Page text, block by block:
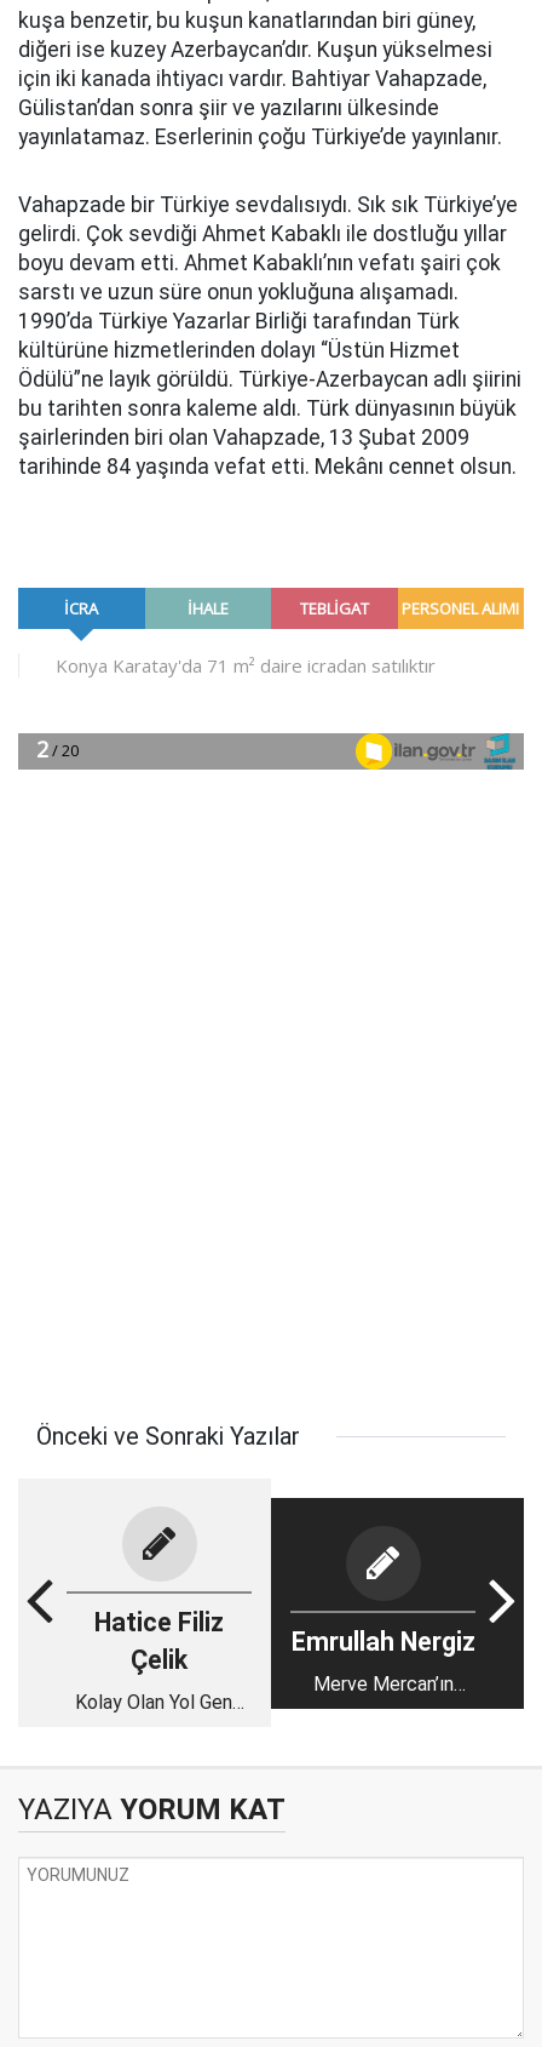
kuşa benzetir, bu kuşun kanatlarından biri güney,
diğeri ise kuzey Azerbaycan’dır. Kuşun yükselmesi
için iki kanada ihtiyacı vardır. Bahtiyar Vahapzade,
Gülistan’dan sonra şiir ve yazılarını ülkesinde
yayınlatamaz. Eserlerinin çoğu Türkiye’de yayınlanır.
Vahapzade bir Türkiye sevdalısıydı. Sık sık Türkiye’ye
gelirdi. Çok sevdiği Ahmet Kabaklı ile dostluğu yıllar
boyu devam etti. Ahmet Kabaklı’nın vefatı şairi çok
sarstı ve uzun süre onun yokluğuna alışamadı.
1990’da Türkiye Yazarlar Birliği tarafından Türk
kültürüne hizmetlerinden dolayı “Üstün Hizmet
Ödülü”ne layık görüldü. Türkiye-Azerbaycan adlı şiirini
bu tarihten sonra kaleme aldı. Türk dünyasının büyük
şairlerinden biri olan Vahapzade, 13 Şubat 2009
tarihinde 84 yaşında vefat etti. Mekânı cennet olsun.
Önceki ve Sonraki Yazılar
Hatice Filiz
Çelik
Kolay Olan Yol Genç
Emrullah Nergiz
Merve Mercan’ın
Ardından
YAZIYA YORUM KAT